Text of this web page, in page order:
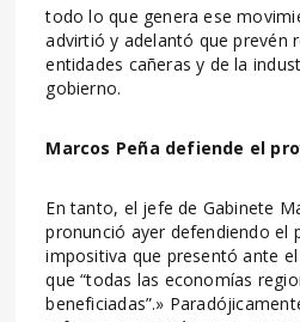
todo lo que genera ese
advirtió y adelantó que prevén
entidades cañeras y de la
gobierno.
Marcos Peña defiende el
En tanto, el jefe de Gabinete
pronunció ayer defendiendo el
impositiva que presentó ante
que “todas las economías
beneficiadas”.»